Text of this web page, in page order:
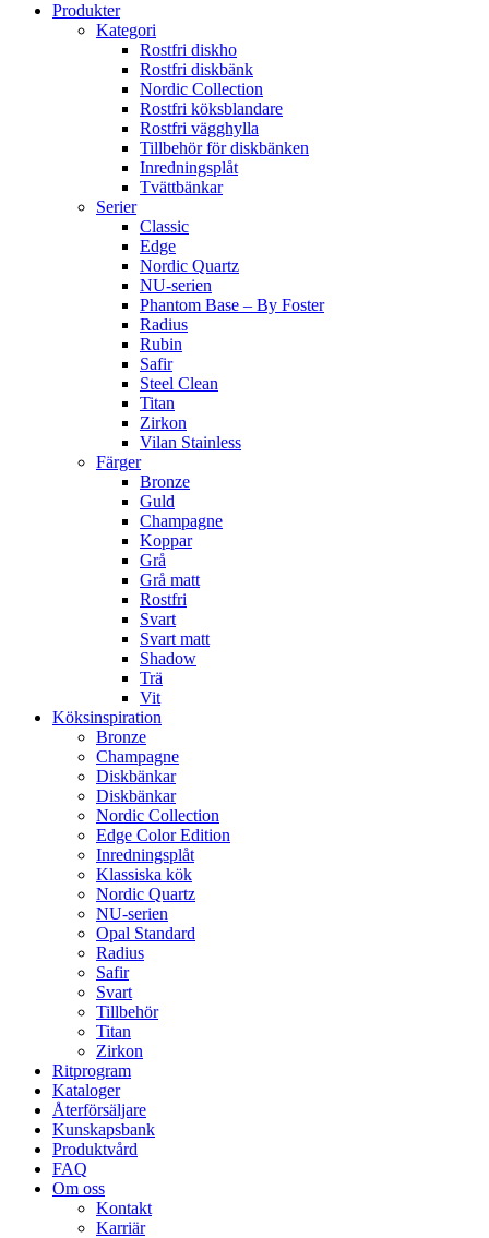
Produkter
Kategori
Rostfri diskho
Rostfri diskbänk
Nordic Collection
Rostfri köksblandare
Rostfri vägghylla
Tillbehör för diskbänken
Inredningsplåt
Tvättbänkar
Serier
Classic
Edge
Nordic Quartz
NU-serien
Phantom Base – By Foster
Radius
Rubin
Safir
Steel Clean
Titan
Zirkon
Vilan Stainless
Färger
Bronze
Guld
Champagne
Koppar
Grå
Grå matt
Rostfri
Svart
Svart matt
Shadow
Trä
Vit
Köksinspiration
Bronze
Champagne
Diskbänkar
Diskbänkar
Nordic Collection
Edge Color Edition
Inredningsplåt
Klassiska kök
Nordic Quartz
NU-serien
Opal Standard
Radius
Safir
Svart
Tillbehör
Titan
Zirkon
Ritprogram
Kataloger
Återförsäljare
Kunskapsbank
Produktvård
FAQ
Om oss
Kontakt
Karriär